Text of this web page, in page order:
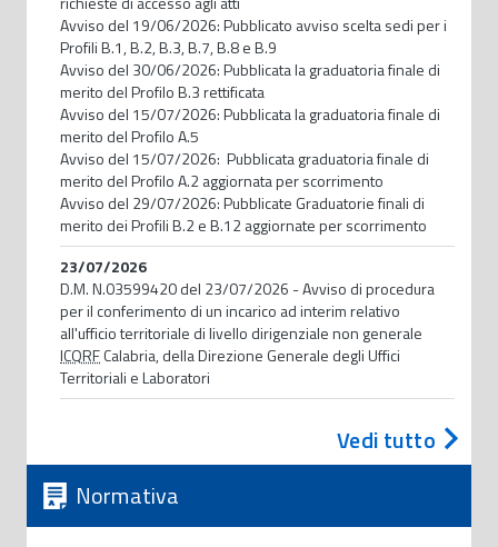
Avviso del 19/06/2026: Pubblicato avviso scelta sedi per i
Profili B.1, B.2, B.3, B.7, B.8 e B.9
Avviso del 30/06/2026: Pubblicata la graduatoria finale di
merito del Profilo B.3 rettificata
Avviso del 15/07/2026: Pubblicata la graduatoria finale di
merito del Profilo A.5
Avviso del 15/07/2026: Pubblicata graduatoria finale di
merito del Profilo A.2 aggiornata per scorrimento
Avviso del 29/07/2026: Pubblicate Graduatorie finali di
merito dei Profili B.2 e B.12 aggiornate per scorrimento
23/07/2026
D.M. N.03599420 del 23/07/2026 - Avviso di procedura
per il conferimento di un incarico ad interim relativo
all'ufficio territoriale di livello dirigenziale non generale
ICQRFCalabria, della Direzione Generale degli Uffici
Territoriali e Laboratori
Vedi tutto
Normativa